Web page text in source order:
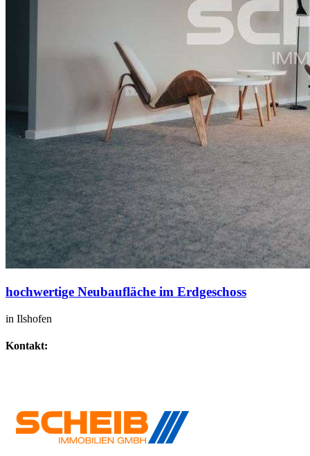
hochwertige Neubaufläche im Erdgeschoss
in Ilshofen
Kontakt: